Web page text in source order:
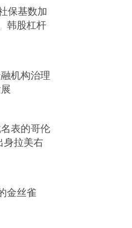
保基数加
韩股杠杆
机构治理
名表的哥伦
身拉美右
金丝雀